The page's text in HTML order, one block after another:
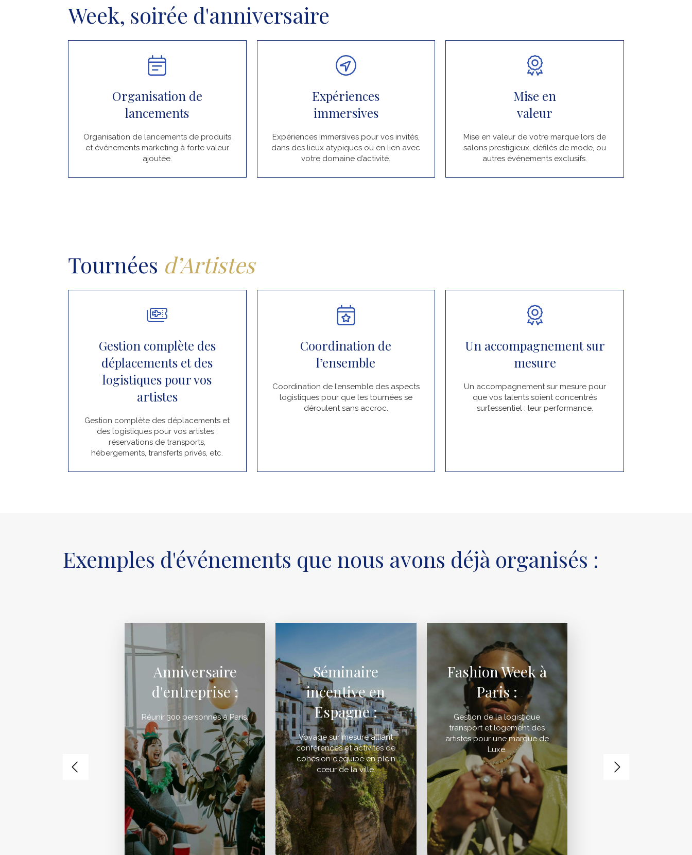
Week, soirée d'anniversaire
Organisation de
lancements
Organisation de lancements de produits
et événements marketing à forte valeur
ajoutée.
Expériences
immersives
Expériences immersives pour vos invités,
dans des lieux atypiques ou en lien avec
votre domaine d’activité.
Mise en
valeur
Mise en valeur de votre marque lors de
salons prestigieux, défilés de mode, ou
autres événements exclusifs.
Tournées d’Artistes
Gestion complète des
déplacements et des
logistiques pour vos
artistes
Gestion complète des déplacements et
des logistiques pour vos artistes :
réservations de transports,
hébergements, transferts privés, etc.
Coordination de
l’ensemble
Coordination de l’ensemble des aspects
logistiques pour que les tournées se
déroulent sans accroc.
Un accompagnement sur
mesure
Un accompagnement sur mesure pour
que vos talents soient concentrés
surl’essentiel : leur performance.
Exemples d'événements que nous avons déjà organisés :
Anniversaire
d'entreprise :
Réunir 300 personnes à Paris.
Séminaire
incentive en
Espagne :
Voyage sur mesure alliant
conférences et activités de
cohésion d’équipe en plein
cœur de la ville.
Fashion Week à
Paris :
Gestion de la logistique
transport et logement des
artistes pour une marque de
Luxe.
Slide précédent Slide suivant